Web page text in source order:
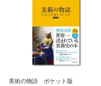
美術の物語 ポケット版